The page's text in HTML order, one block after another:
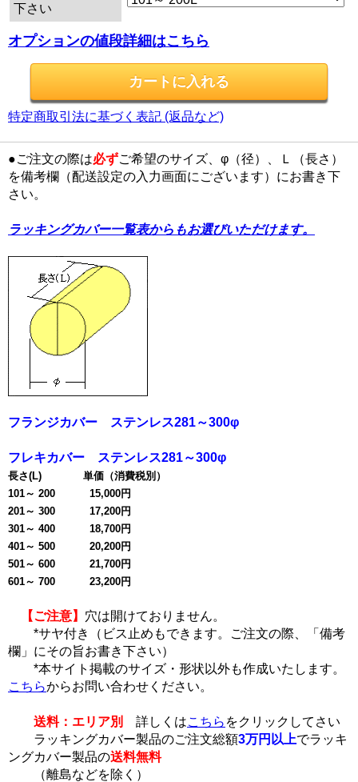
下さい
オプションの値段詳細はこちら
特定商取引法に基づく表記 (返品など)
●ご注文の際は必ずご希望のサイズ、φ（径）、Ｌ（長さ）
を備考欄（配送設定の入力画面にございます）にお書き下
さい。
ラッキングカバー一覧表からもお選びいただけます。
フランジカバー ステンレス281～300φ
フレキカバー ステンレス281～300φ
長さ(L) 単価（消費税別）
101～ 200 15,000円
201～ 300 17,200円
301～ 400 18,700円
401～ 500 20,200円
501～ 600 21,700円
601～ 700 23,200円
【ご注意】 穴は開けておりません。
*サヤ付き（ビス止めもできます。ご注文の際、「備考
欄」にその旨お書き下さい）
*本サイト掲載のサイズ・形状以外も作成いたします。
こちらからお問い合わせください。
送料：エリア別 詳しくはこちら をクリックしてさい
ラッキングカバー製品のご注文総額3万円以上でラッキ
ングカバー製品の送料無料
（離島などを除く）